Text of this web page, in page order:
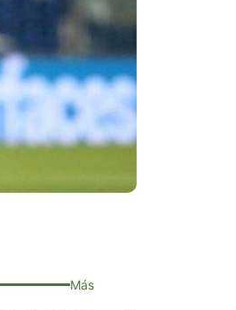
Más